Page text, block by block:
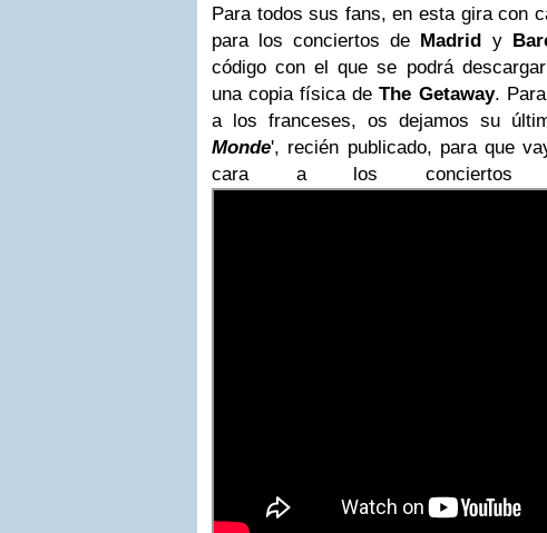
Para todos sus fans, en esta gira con
para los conciertos de Madrid y
código con el que se podrá
una copia física deThe Getaway.
a los franceses, os dejamos su
Monde', recién publicado, para que
cara a los